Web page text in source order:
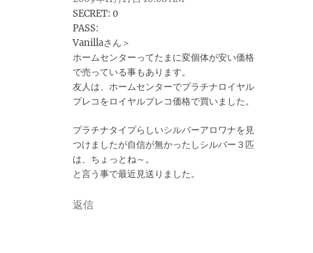
SECRET: 0
PASS:
Vanillaさん＞
ホームセンターってたまに変個体が安い価格
で売っている事もあります。
友人は、ホームセンターでプラチナロイヤル
プレコをロイヤルプレコ価格で買いました。
プラチナタイプらしいシルバーアロワナを見
つけましたが自信が無かったしシルバー３匹
は、ちょっとね～。
と言う事で最近見送りました。
返信